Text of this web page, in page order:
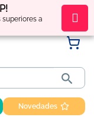
a
compras

Novedades